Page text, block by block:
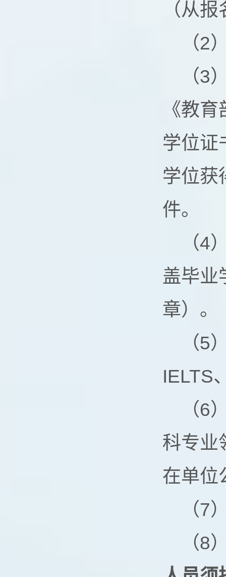
（从
（2
（3
《教
学位证
学位获
件。
（4
盖毕业
章）。
（5
IELTS
（6
科专业
在单位
（7
（8